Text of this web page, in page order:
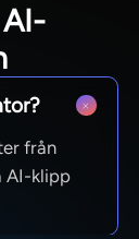
från
AI-klipp